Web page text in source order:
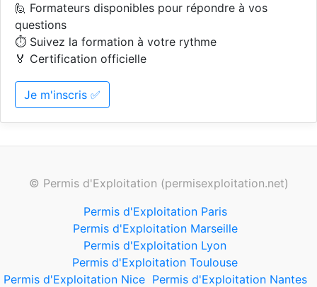
🙋 Formateurs disponibles pour répondre à vos
questions
⏱️ Suivez la formation à votre rythme
🏅 Certification officielle
Je m'inscris ✅
© Permis d'Exploitation (permisexploitation.net)
Permis d'Exploitation Paris
Permis d'Exploitation Marseille
Permis d'Exploitation Lyon
Permis d'Exploitation Toulouse
Permis d'Exploitation Nice Permis d'Exploitation Nantes